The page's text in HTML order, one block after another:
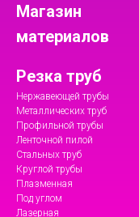
Магазин
материалов
Резка труб
Нержавеющей трубы
Металлических труб
Профильной трубы
Ленточной пилой
Стальных труб
Круглой трубы
Плазменная
Под углом
Лазерная